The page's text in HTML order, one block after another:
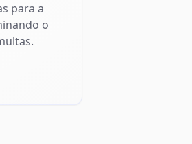
para a
o